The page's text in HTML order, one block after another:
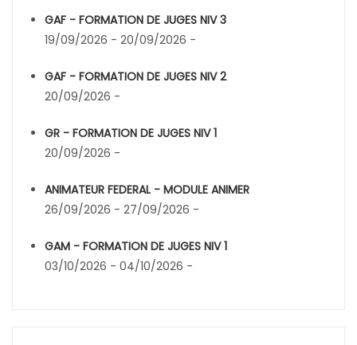
GAF - FORMATION DE JUGES NIV 3
19/09/2026 - 20/09/2026 -
GAF - FORMATION DE JUGES NIV 2
20/09/2026 -
GR - FORMATION DE JUGES NIV 1
20/09/2026 -
ANIMATEUR FEDERAL - MODULE ANIMER
26/09/2026 - 27/09/2026 -
GAM - FORMATION DE JUGES NIV 1
03/10/2026 - 04/10/2026 -